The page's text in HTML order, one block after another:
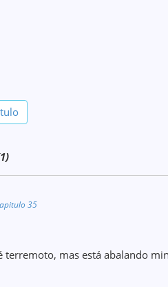
35
terremoto, mas está abalando